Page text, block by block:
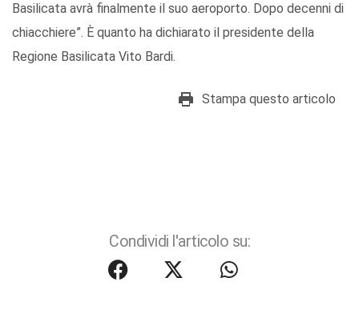
Basilicata avrà finalmente il suo aeroporto. Dopo decenni di
chiacchiere”. È quanto ha dichiarato il presidente della
Regione Basilicata Vito Bardi.
Stampa questo articolo
Condividi l'articolo su: